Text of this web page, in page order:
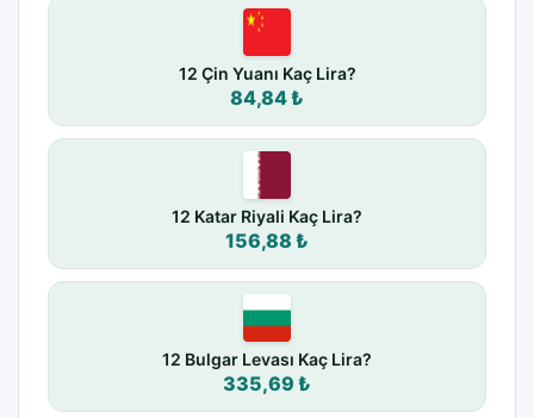
12 Çin Yuanı Kaç Lira?
84,84 ₺
12 Katar Riyali Kaç Lira?
156,88 ₺
12 Bulgar Levası Kaç Lira?
335,69 ₺